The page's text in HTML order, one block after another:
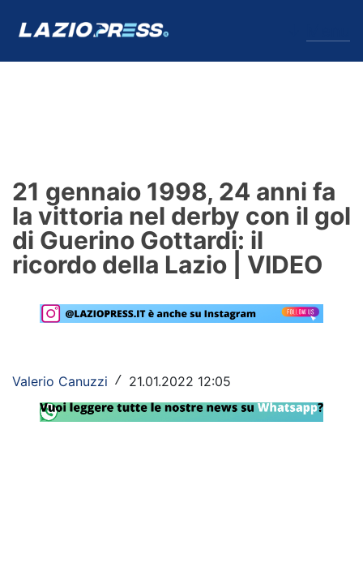
Formello
Infortuni
Primavera
Calciomercato
Rassegna Lazio
Social
21 gennaio 1998, 24 anni fa
la vittoria nel derby con il gol
di Guerino Gottardi: il
ricordo della Lazio | VIDEO
Valerio Canuzzi / 21.01.2022 12:05